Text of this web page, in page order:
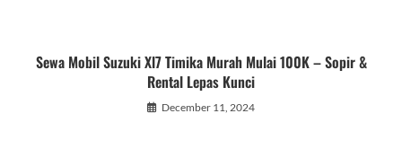
Sewa Mobil Suzuki Xl7 Timika Murah Mulai 100K – Sopir &
Rental Lepas Kunci
December 11, 2024